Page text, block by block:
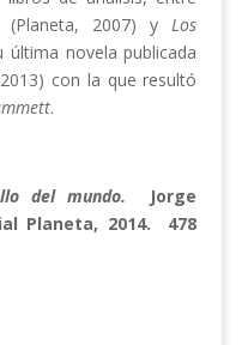
(Planeta, 2007) yLos
última novela publicada
con la que resultó
.
del mundo. Jorge
Planeta, 2014. 478